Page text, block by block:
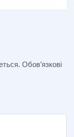
Обов’язкові